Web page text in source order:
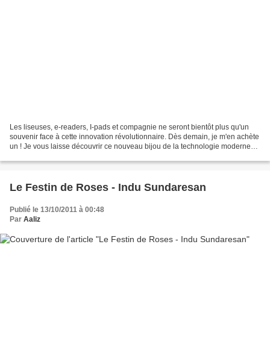
Les liseuses, e-readers, I-pads et compagnie ne seront bientôt plus qu'un
souvenir face à cette innovation révolutionnaire. Dès demain, je m'en achète
un ! Je vous laisse découvrir ce nouveau bijou de la technologie moderne
Le Festin de Roses - Indu Sundaresan
Publié le 13/10/2011 à 00:48
Par Aaliz